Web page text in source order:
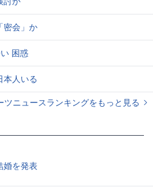
密会」か
困惑
本人いる
ツニュースランキングをもっと見る
婚を発表